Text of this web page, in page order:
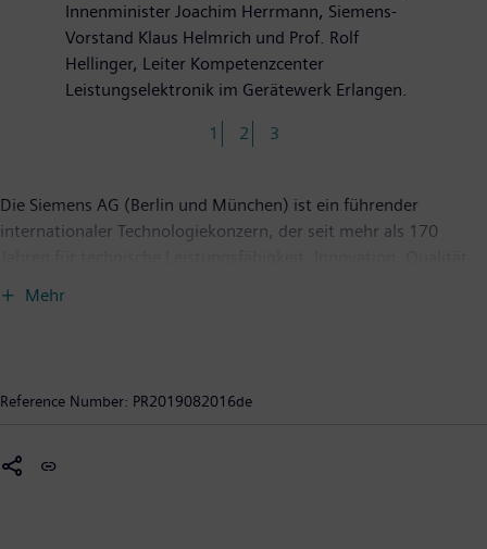
Innenminister Joachim Herrmann, Siemens-
Vorstand Klaus Helmrich und Prof. Rolf
Hellinger, Leiter Kompetenzcenter
Leistungselektronik im Gerätewerk Erlangen.
1 2 3
Die Siemens AG (Berlin und München) ist ein führender
internationaler Technologiekonzern, der seit mehr als 170
führenden Anbieter intelligenter Mobilitätslösungen für den
Mehr
Reference Number: PR2019082016de